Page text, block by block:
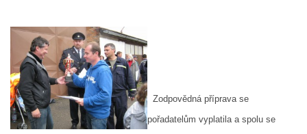
Zodpovědná příprava se
pořadatelům vyplatila a spolu se